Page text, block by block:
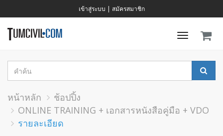
เข้าสู่ระบบ | สมัครสมาชิก
Toggle
หน้าหลัก
ช้อปปิ้ง
ONLINE TRAINING + เอกสารหนังสือคู่มือ + VDO
รายละเอียด